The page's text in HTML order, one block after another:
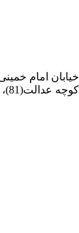
خیابان امام